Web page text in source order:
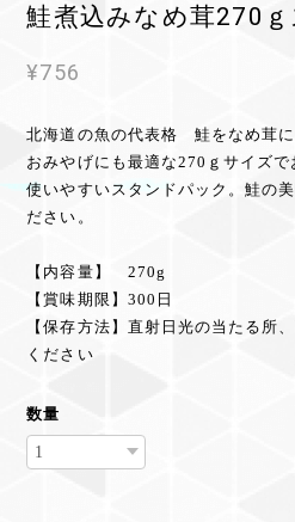
鮭煮込みなめ茸270
¥756
北海道の魚の代表格 鮭をなめ茸に
おみやげにも最適な270ｇサイズで
使いやすいスタンドパック。鮭の
ださい。
【内容量】 270g
【賞味期限】300日
【保存方法】直射日光の当たる所
ください
数量